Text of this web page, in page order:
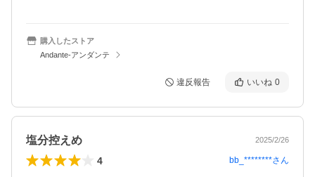
購入したストア
Andante-アンダンテ
違反報告 いいね 0
塩分控えめ 2025/2/26
4 bb_********さん